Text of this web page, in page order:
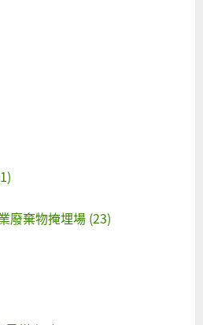
廢棄物掩埋場 (23)